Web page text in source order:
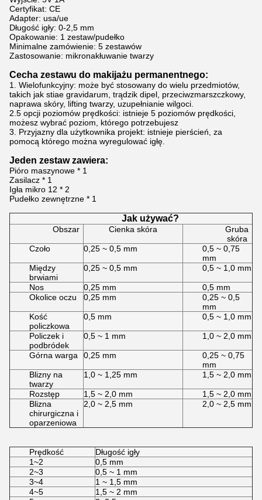
Certyfikat: CE
Adapter: usa/ue
Długość igły: 0-2,5 mm
Opakowanie: 1 zestaw/pudełko
Minimalne zamówienie: 5 zestawów
Zastosowanie: mikronakłuwanie twarzy
Cecha zestawu do makijażu permanentnego:
1. Wielofunkcyjny: może być stosowany do wielu przedmiotów,
takich jak stiae gravidarum, trądzik dipel, przeciwzmarszczkowy,
naprawa skóry, lifting twarzy, uzupełnianie wilgoci.
2.5 opcji poziomów prędkości: istnieje 5 poziomów prędkości,
możesz wybrać poziom, którego potrzebujesz
3. Przyjazny dla użytkownika projekt: istnieje pierścień, za
pomocą którego można wyregulować igłę.
Jeden zestaw zawiera:
Pióro maszynowe * 1
Zasilacz * 1
Igła mikro 12 * 2
Pudełko zewnętrzne * 1
Jak używać?
Obszar Cienka skóra
Gruba
skóra
Czoło
0,25 ~ 0,5 mm
0,5 ~ 0,75
mm
Między
brwiami
0,25 ~ 0,5 mm 0,5 ~ 1,0 mm
Nos 0,25 mm
0,5 mm
Okolice oczu
0,25 mm
0,25 ~ 0,5
mm
Kość
policzkowa
0,5 mm 0,5 ~ 1,0 mm
Policzek i
podbródek
0,5 ~ 1 mm 1,0 ~ 2,0 mm
Górna warga 0,25 mm
0,25 ~ 0,75
mm
Blizny na
twarzy
1,0 ~ 1,25 mm 1,5 ~ 2,0 mm
Rozstęp 1,5 ~ 2,0 mm
1,5 ~ 2,0 mm
Blizna
chirurgiczna i
oparzeniowa
2,0 ~ 2,5 mm 2,0 ~ 2,5 mm
Prędkość
Długość igły
1~2
0,5 mm
2~3
0,5 ~ 1 mm
3~4
1 ~ 1,5 mm
4~5
1,5 ~ 2 mm